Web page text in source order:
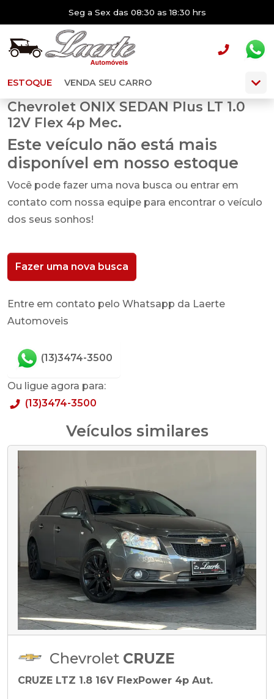
Seg a Sex das 08:30 as 18:30 hrs
ESTOQUE VENDA SEU CARRO
Chevrolet ONIX SEDAN Plus LT 1.0
12V Flex 4p Mec.
Este veículo não está mais
disponível em nosso estoque
Você pode fazer uma nova busca ou entrar em
contato com nossa equipe para encontrar o veículo
dos seus sonhos!
Fazer uma nova busca
Entre em contato pelo Whatsapp da Laerte
Automoveis
(13)3474-3500
Ou ligue agora para:
(13)3474-3500
Veículos similares
Chevrolet CRUZE
CRUZE LTZ 1.8 16V FlexPower 4p Aut.